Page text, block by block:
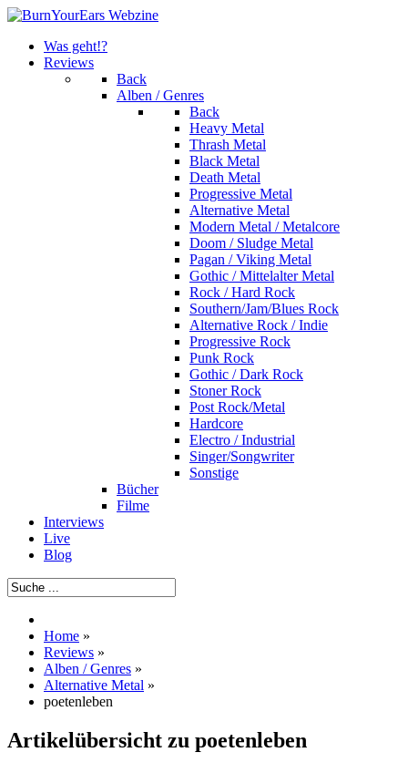
Was geht!?
Reviews
Back
Alben / Genres
Back
Heavy Metal
Thrash Metal
Black Metal
Death Metal
Progressive Metal
Alternative Metal
Modern Metal / Metalcore
Doom / Sludge Metal
Pagan / Viking Metal
Gothic / Mittelalter Metal
Rock / Hard Rock
Southern/Jam/Blues Rock
Alternative Rock / Indie
Progressive Rock
Punk Rock
Gothic / Dark Rock
Stoner Rock
Post Rock/Metal
Hardcore
Electro / Industrial
Singer/Songwriter
Sonstige
Bücher
Filme
Interviews
Live
Blog
Home »
Reviews »
Alben / Genres »
Alternative Metal »
poetenleben
Artikelübersicht zu poetenleben